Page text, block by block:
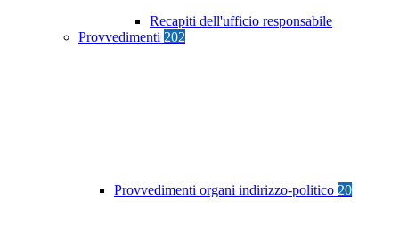
Recapiti dell'ufficio responsabile
Provvedimenti 202
Provvedimenti organi indirizzo-politico 20